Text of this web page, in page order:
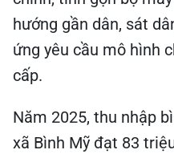
hướng gần dân, sát
ứng yêu cầu mô hình
cấp.
Năm 2025, thu nhập
xã Bình Mỹ đạt 83